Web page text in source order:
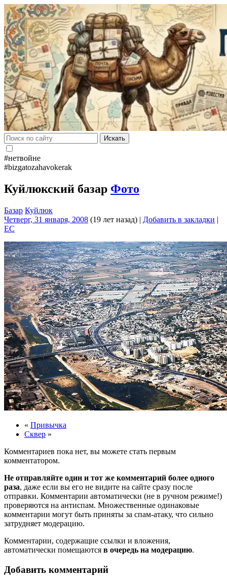
Искать
#нетвойне
#bizgatozahavokerak
Куйлюкский базар Фото
Базар Куйлюк
Четверг, 31 января, 2008 (19 лет назад) | Добавить в закладки |
EC
« Привычка
Сквер »
Комментариев пока нет, вы можете стать первым
комментатором.
Не отправляйте один и тот же комментарий более одного
раза, даже если вы его не видите на сайте сразу после
отправки. Комментарии автоматически (не в ручном режиме!)
проверяются на антиспам. Множественные одинаковые
комментарии могут быть приняты за спам-атаку, что сильно
затрудняет модерацию.
Комментарии, содержащие ссылки и вложения,
автоматически помещаются в очередь на модерацию.
Добавить комментарий